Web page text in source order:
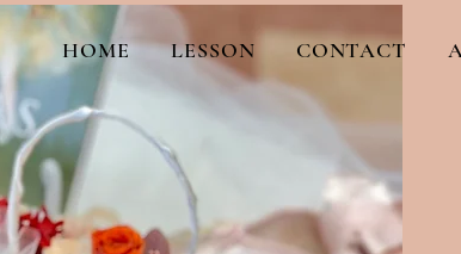
HOME LESSON CONTACT